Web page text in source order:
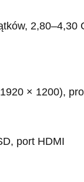
2,80–4,30
× 1200),
port HDMI